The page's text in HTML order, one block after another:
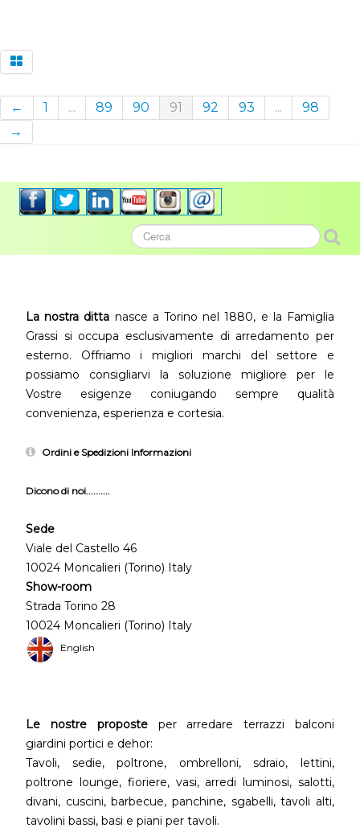
← 1 ... 89 90 91 92 93 ...
98
→
La nostra ditta nasce a Torino nel 1880, e la Famiglia
Grassi si occupa esclusivamente di arredamento per
esterno. Offriamo i migliori marchi del settore e
possiamo consigliarvi la soluzione migliore per le
Vostre esigenze coniugando sempre qualità
convenienza, esperienza e cortesia.
Ordini e Spedizioni Informazioni
Dicono di noi..........
Sede
Viale del Castello 46
10024 Moncalieri (Torino) Italy
Show-room
Strada Torino 28
10024 Moncalieri (Torino) Italy
English
Le nostre proposteper arredare terrazzi balconi
giardini portici e dehor:
Tavoli, sedie, poltrone, ombrelloni, sdraio, lettini,
poltrone lounge, fioriere, vasi, arredi luminosi, salotti,
divani, cuscini, barbecue, panchine, sgabelli, tavoli alti,
tavolini bassi, basi e piani per tavoli.